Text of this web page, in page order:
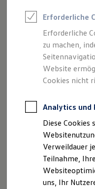
Leasing
Leasing-
Junge
Leasing
Kfz-
Garantien
Geschäftskunden
Behörden
Kompakt.
Der
Erforderliche
Erforderliche
zu machen,
Website
Cookies nicht
Analytics und
Diese
Verweildauer
Teilnahme,
uns, Ihr